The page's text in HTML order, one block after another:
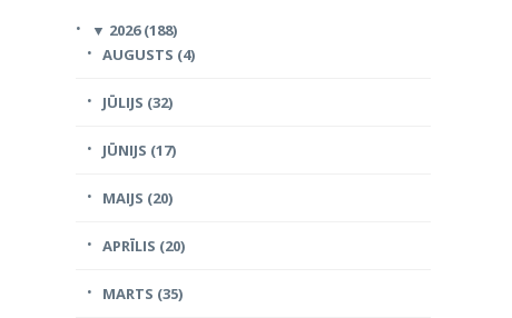
▼ 2026 (188)
AUGUSTS (4)
JŪLIJS (32)
JŪNIJS (17)
MAIJS (20)
APRĪLIS (20)
MARTS (35)